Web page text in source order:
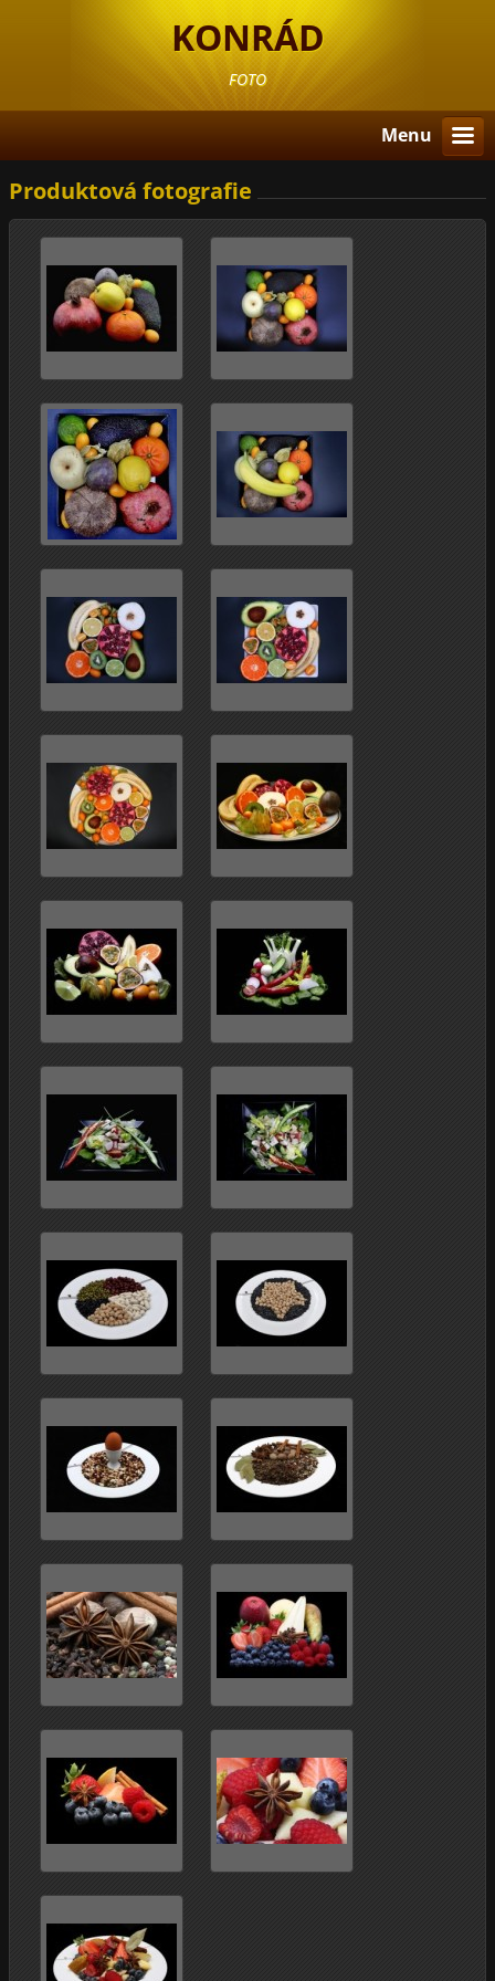
KONRÁD
FOTO
Menu
Produktová fotografie